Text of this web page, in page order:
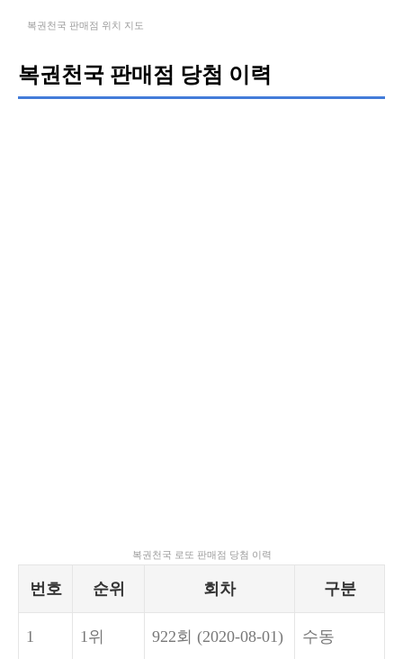
복권천국 판매점 위치 지도
복권천국 판매점 당첨 이력
복권천국 로또 판매점 당첨 이력
번호 순위 회차 구분
1 1위 922회 (2020-08-01) 수동